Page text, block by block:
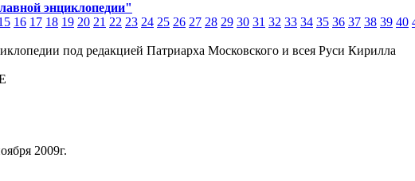
энциклопедии"
16 17 18 19 20 21 22 23 24 25 26 27 28 29 30 31 32 33 34 35 36 37 38 39 40
под редакцией Патриарха Московского и всея Руси Кирилла
2009г.